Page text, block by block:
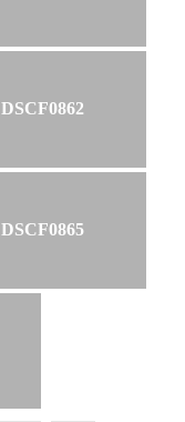
DSCF0862
DSCF0865